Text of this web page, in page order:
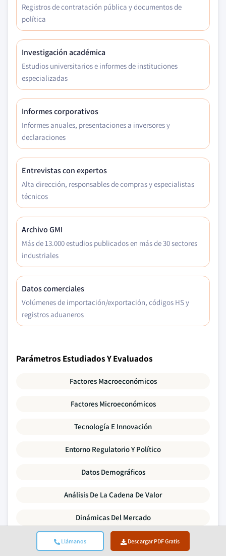
Llámanos Descargar PDF Gratis
Registros de contratación pública y documentos de
política
Investigación académica
Estudios universitarios e informes de instituciones
especializadas
Informes corporativos
Informes anuales, presentaciones a inversores y
declaraciones
Entrevistas con expertos
Alta dirección, responsables de compras y especialistas
técnicos
Archivo GMI
Más de 13.000 estudios publicados en más de 30 sectores
industriales
Datos comerciales
Volúmenes de importación/exportación, códigos HS y
registros aduaneros
Parámetros Estudiados Y Evaluados
Factores Macroeconómicos
Factores Microeconómicos
Tecnología E Innovación
Entorno Regulatorio Y Político
Datos Demográficos
Análisis De La Cadena De Valor
Dinámicas Del Mercado
Las Cinco Fuerzas De Porter